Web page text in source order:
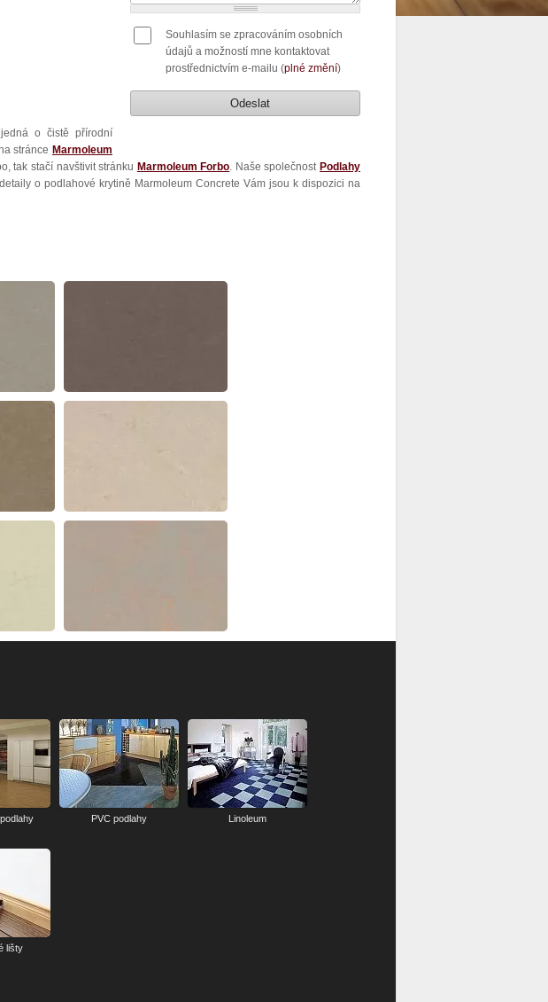
Souhlasím se zpracováním osobních
údajů a možností mne kontaktovat
prostřednictvím e-mailu (plné změní)
o čistě přírodní
stránce Marmoleum
tak stačí navštivit stránku Marmoleum Forbo. Naše společnost Podlahy
o podlahové krytině Marmoleum Concrete Vám jsou k dispozici na
PVC podlahy Linoleum
lišty